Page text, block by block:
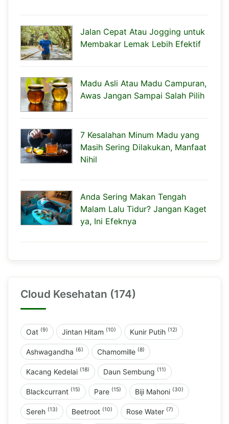
Jalan Cepat Atau Jogging untuk
Membakar Lemak Lebih Efektif
Madu Asli Atau Madu Campuran,
Awas Jangan Sampai Salah Pilih
7 Kesalahan Minum Madu yang
Masih Sering Dilakukan, Manfaat
Nihil
Anda Sering Makan Tengah
Malam Lalu Tidur? Jangan Kaget
ya, Ini Efeknya
Cloud Kesehatan (174)
Oat (9) Jintan Hitam (10) Kunir Putih (12)
Ashwagandha (6) Chamomille (8)
Kacang Kedelai (18) Daun Sembung (11)
Blackcurrant (15) Pare (15) Biji Mahoni (30)
Sereh (13) Beetroot (10) Rose Water (7)